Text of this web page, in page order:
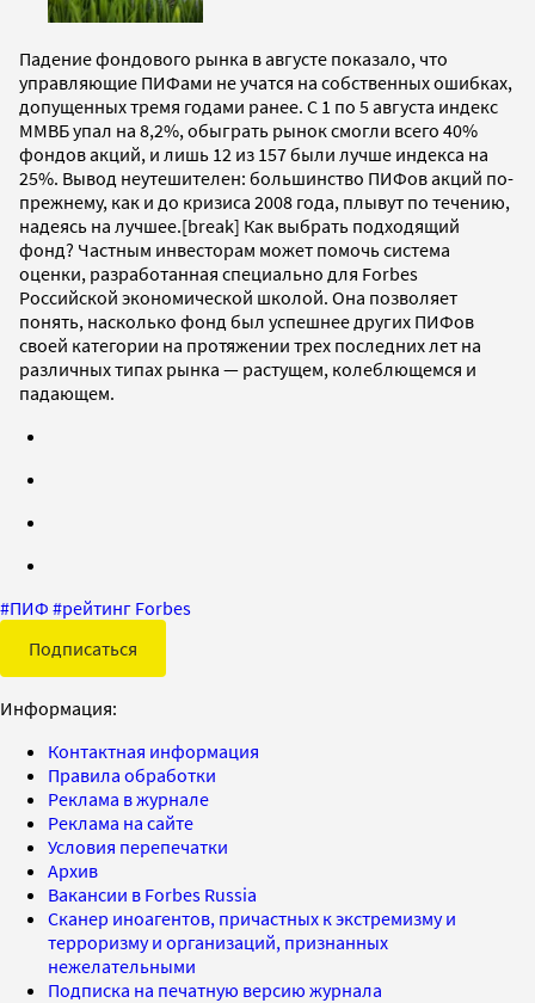
Падение фондового рынка в августе показало, что
управляющие ПИФами не учатся на собственных ошибках,
допущенных тремя годами ранее. С 1 по 5 августа индекс
ММВБ упал на 8,2%, обыграть рынок смогли всего 40%
фондов акций, и лишь 12 из 157 были лучше индекса на
25%. Вывод неутешителен: большинство ПИФов акций по-
прежнему, как и до кризиса 2008 года, плывут по течению,
надеясь на лучшее.[break] Как выбрать подходящий
фонд? Частным инвесторам может помочь система
оценки, разработанная специально для Forbes
Российской экономической школой. Она позволяет
понять, насколько фонд был успешнее других ПИФов
своей категории на протяжении трех последних лет на
различных типах рынка — растущем, колеблющемся и
падающем.
#ПИФ #рейтинг Forbes
Подписаться
Информация:
Контактная информация
Правила обработки
Реклама в журнале
Реклама на сайте
Условия перепечатки
Архив
Вакансии в Forbes Russia
Сканер иноагентов, причастных к экстремизму и
терроризму и организаций, признанных
нежелательными
Подписка на печатную версию журнала